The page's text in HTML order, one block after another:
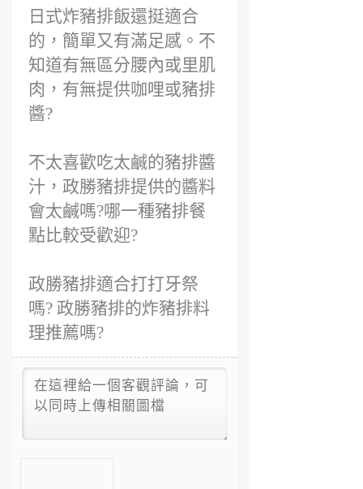
日式炸豬排飯還挺適合
的，簡單又有滿足感。不
知道有無區分腰內或里肌
肉，有無提供咖哩或豬排
醬?
不太喜歡吃太鹹的豬排醬
汁，政勝豬排提供的醬料
會太鹹嗎?哪一種豬排餐
點比較受歡迎?
政勝豬排適合打打牙祭
嗎? 政勝豬排的炸豬排料
理推薦嗎?